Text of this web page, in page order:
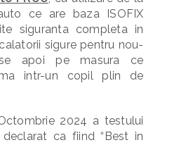
ce are baza ISOFIX
siguranta completa in
sigure pentru nou-
se apoi pe masura ce
intr-un copil plin de
2024 a testului
ca fiind “Best in